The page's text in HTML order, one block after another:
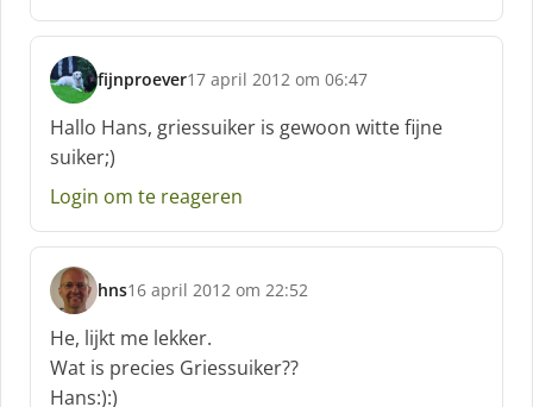
e
f
:
fijnproever
s
c
h
r
e
f
17 april 2012 om 06:47
Hallo Hans, griessuiker is gewoon witte fijne
suiker;)
Login om te reageren
hns
s
c
h
r
e
16 april 2012 om 22:52
He, lijkt me lekker.
Wat is precies Griessuiker??
Hans:):)